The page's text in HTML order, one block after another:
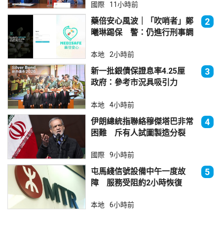
國際 11小時前
藥倍安心風波｜「吹哨者」鄭
曦琳踢保 警：仍進行刑事調
2
本地 2小時前
新一批銀債保證息率4.25厘
政府：參考市況具吸引力
3
本地 4小時前
伊朗總統指聯絡穆傑塔巴非常
困難 斥有人試圖製造分裂
4
國際 9小時前
屯馬綫信號設備中午一度故
障 服務受阻約2小時恢復
5
本地 6小時前